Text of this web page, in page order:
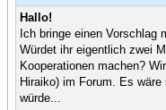
Hallo!
Ich bringe einen Vorschlag
Würdet ihr eigentlich zwei
Kooperationen machen?
Hiraiko) im Forum. Es
würde...